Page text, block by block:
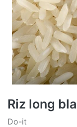
Riz long
Do-it